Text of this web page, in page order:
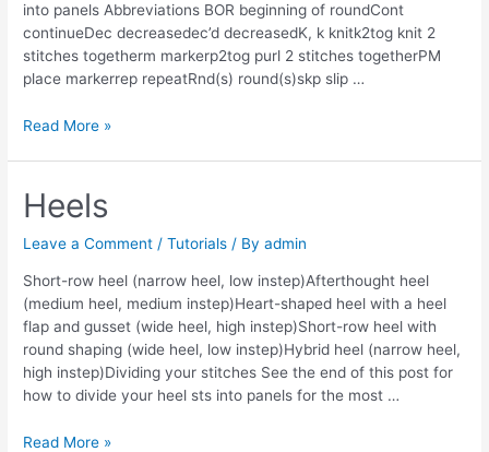
into panels Abbreviations BOR beginning of roundCont
continueDec decreasedec’d decreasedK, k knitk2tog knit 2
stitches togetherm markerp2tog purl 2 stitches togetherPM
place markerrep repeatRnd(s) round(s)skp slip …
Toes
Read More »
Heels
Leave a Comment /Tutorials / Byadmin
Short-row heel (narrow heel, low instep)Afterthought heel
(medium heel, medium instep)Heart-shaped heel with a heel
flap and gusset (wide heel, high instep)Short-row heel with
round shaping (wide heel, low instep)Hybrid heel (narrow heel,
high instep)Dividing your stitches See the end of this post for
how to divide your heel sts into panels for the most …
Heels
Read More »